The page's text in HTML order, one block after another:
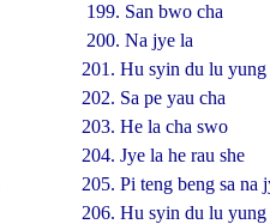
199. San bwo cha
200. Na jye la
201. Hu syin du lu yung
202. Sa pe yau cha
203. He la cha swo
204. Jye la he rau she
205. Pi teng beng sa na
206. Hu syin du lu yung